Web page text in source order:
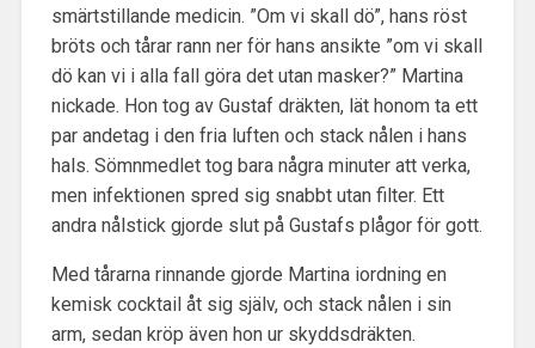
smärtstillande medicin. ”Om vi skall dö”, hans röst
bröts och tårar rann ner för hans ansikte ”om vi skall
dö kan vi i alla fall göra det utan masker?” Martina
nickade. Hon tog av Gustaf dräkten, lät honom ta ett
par andetag i den fria luften och stack nålen i hans
hals. Sömnmedlet tog bara några minuter att verka,
men infektionen spred sig snabbt utan filter. Ett
andra nålstick gjorde slut på Gustafs plågor för gott.
Med tårarna rinnande gjorde Martina iordning en
kemisk cocktail åt sig själv, och stack nålen i sin
arm, sedan kröp även hon ur skyddsdräkten.